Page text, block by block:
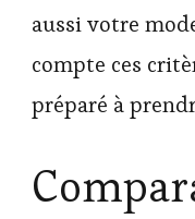
aussi votre
compte ces
préparé à